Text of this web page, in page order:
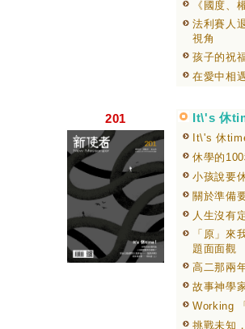
《國度、
法利賽人
視角
孩子的祝
在愛中相
201 It\'s 休
It\'s 休
休學的
小孩說要
關於準備
人生沒有
「原」來
題面面觀
高二那兩
故事神學
Working
挑戰未知